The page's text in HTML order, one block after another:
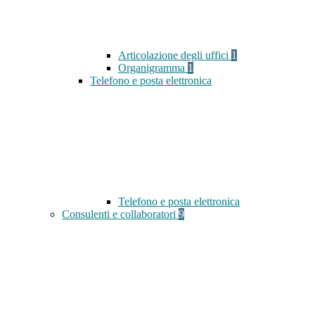
Articolazione degli uffici 1
Organigramma 1
Telefono e posta elettronica
Telefono e posta elettronica
Consulenti e collaboratori 9